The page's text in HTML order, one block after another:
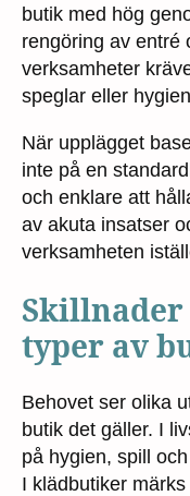
butik med hög
rengöring av entré
verksamheter
speglar eller
När upplägget
inte på en
och enklare att
av akuta insatser
verksamheten
typer av
Behovet ser olika
butik det gäller. I
på hygien, spill
I klädbutiker